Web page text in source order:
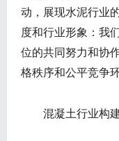
动，展现水泥行业
度和行业形象：我
位的共同努力和协
格秩序和公平竞争环
混凝土行业构建